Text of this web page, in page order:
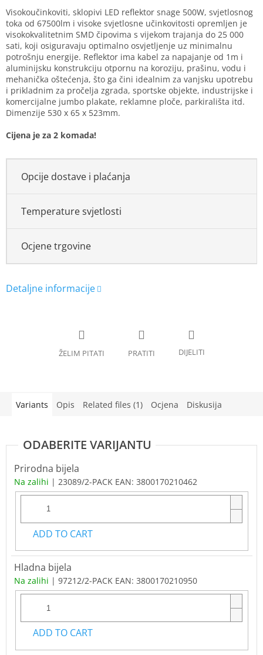
Measure
price:
Visokoučinkoviti, sklopivi LED reflektor snage 500W, svjetlosnog
toka od 67500lm i visoke svjetlosne učinkovitosti opremljen je
visokokvalitetnim SMD čipovima s vijekom trajanja do 25 000
sati, koji osiguravaju optimalno osvjetljenje uz minimalnu
potrošnju energije. Reflektor ima kabel za napajanje od 1m i
aluminijsku konstrukciju otpornu na koroziju, prašinu, vodu i
mehanička oštećenja, što ga čini idealnim za vanjsku upotrebu
i prikladnim za pročelja zgrada, sportske objekte, industrijske i
komercijalne jumbo plakate, reklamne ploče, parkirališta itd.
Dimenzije 530 x 65 x 523mm.
Cijena je za 2 komada!
Opcije dostave i plaćanja
Temperature svjetlosti
Ocjene trgovine
Variants Opis Related files (1) Ocjena Diskusija
Prirodna bijela
Na zalihi | 23089/2-PACK EAN: 3800170210462
ADD TO CART
Hladna bijela
Na zalihi | 97212/2-PACK EAN: 3800170210950
ADD TO CART